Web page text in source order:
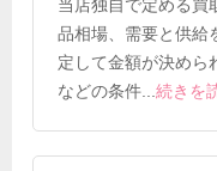
当店独自で定める買
品相場、需要と供給
定して金額が決めら
などの条件 ...続きを